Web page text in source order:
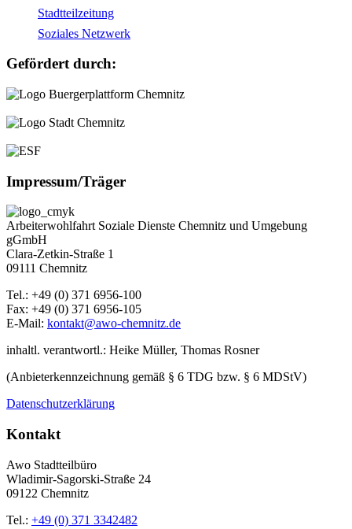
Stadtteilzeitung
Soziales Netzwerk
Gefördert durch:
Impressum/Träger
Arbeiterwohlfahrt Soziale Dienste Chemnitz und Umgebung
gGmbH
Clara-Zetkin-Straße 1
09111 Chemnitz
Tel.: +49 (0) 371 6956-100
Fax: +49 (0) 371 6956-105
E-Mail: kontakt@awo-chemnitz.de
inhaltl. verantwortl.: Heike Müller, Thomas Rosner
(Anbieterkennzeichnung gemäß § 6 TDG bzw. § 6 MDStV)
Datenschutzerklärung
Kontakt
Awo Stadtteilbüro
Wladimir-Sagorski-Straße 24
09122 Chemnitz
Tel.: +49 (0) 371 3342482